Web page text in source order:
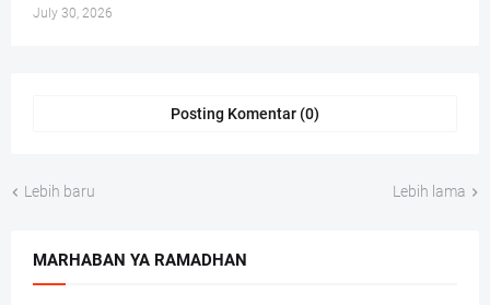
July 30, 2026
Posting Komentar (0)
Lebih baru Lebih lama
MARHABAN YA RAMADHAN